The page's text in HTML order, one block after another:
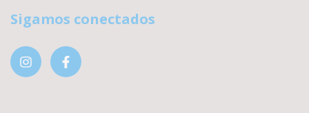
Sigamos conectados